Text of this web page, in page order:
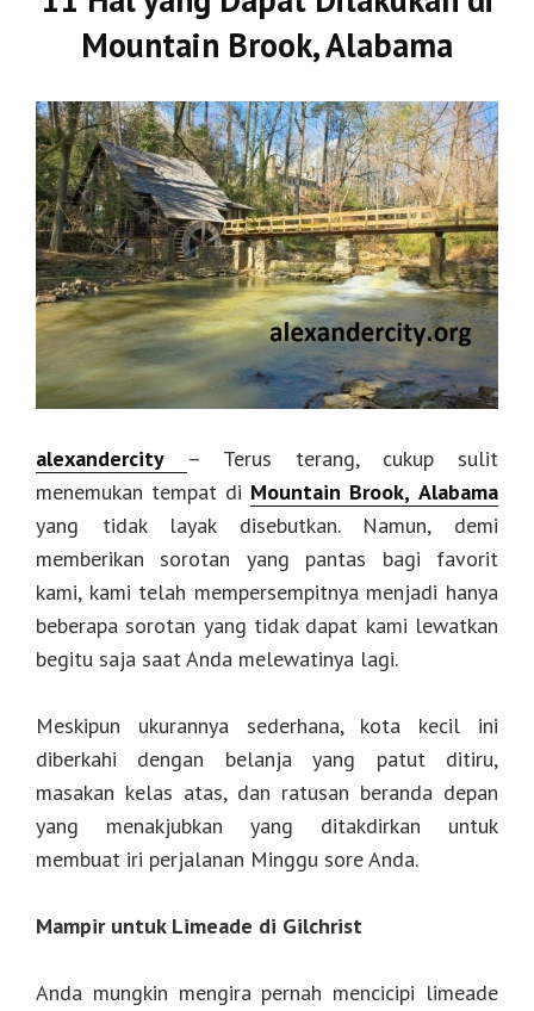
Mountain Brook, Alabama
alexandercity
– Terus terang, cukup sulit
menemukan tempat di Mountain Brook, Alabama
yang tidak layak disebutkan. Namun, demi
memberikan sorotan yang pantas bagi favorit
kami, kami telah mempersempitnya menjadi hanya
beberapa sorotan yang tidak dapat kami lewatkan
begitu saja saat Anda melewatinya lagi.
Meskipun ukurannya sederhana, kota kecil ini
diberkahi dengan belanja yang patut ditiru,
masakan kelas atas, dan ratusan beranda depan
yang menakjubkan yang ditakdirkan untuk
membuat iri perjalanan Minggu sore Anda.
Mampir untuk Limeade di Gilchrist
Anda mungkin mengira pernah mencicipi limeade